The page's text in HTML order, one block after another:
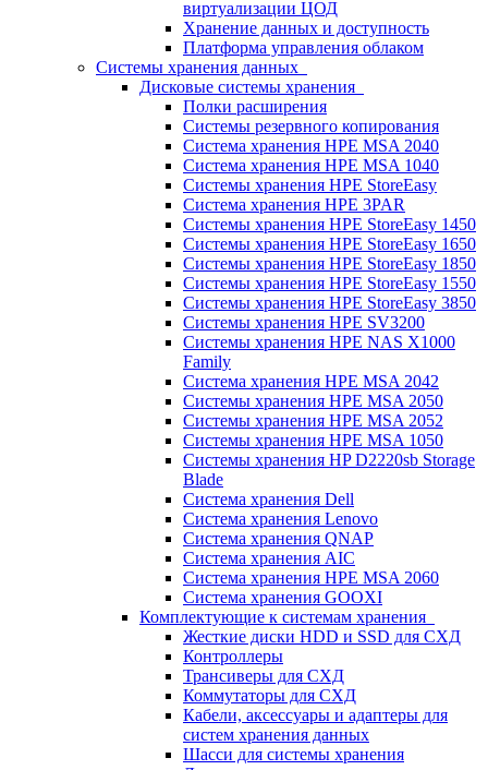
виртуализации ЦОД
Хранение данных и доступность
Платформа управления облаком
Системы хранения данных
Дисковые системы хранения
Полки расширения
Системы резервного копирования
Система хранения HPE MSA 2040
Система хранения HPE MSA 1040
Системы хранения HPE StoreEasy
Система хранения HPE 3PAR
Системы хранения HPE StoreEasy 1450
Системы хранения HPE StoreEasy 1650
Системы хранения HPE StoreEasy 1850
Системы хранения HPE StoreEasy 1550
Системы хранения HPE StoreEasy 3850
Системы хранения HPE SV3200
Системы хранения HPE NAS X1000
Family
Система хранения HPE MSA 2042
Системы хранения HPE MSA 2050
Системы хранения HPE MSA 2052
Системы хранения HPE MSA 1050
Системы хранения HP D2220sb Storage
Blade
Система хранения Dell
Система хранения Lenovo
Система хранения QNAP
Система хранения AIC
Система хранения HPE MSA 2060
Система хранения GOOXI
Комплектующие к системам хранения
Жесткие диски HDD и SSD для СХД
Контроллеры
Трансиверы для СХД
Коммутаторы для СХД
Кабели, аксессуары и адаптеры для
систем хранения данных
Шасси для системы хранения